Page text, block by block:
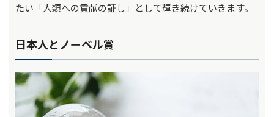
たい「人類への貢献の証し」として輝き続けていきます。
日本人とノーベル賞